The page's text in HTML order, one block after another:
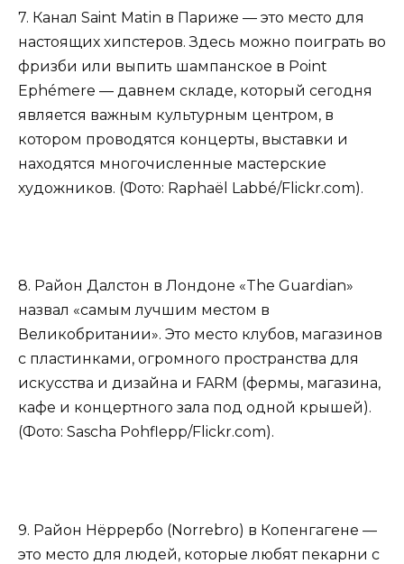
7. Канал Saint Matin в Париже — это место для
настоящих хипстеров. Здесь можно поиграть во
фризби или выпить шампанское в Point
Ephémere — давнем складе, который сегодня
является важным культурным центром, в
котором проводятся концерты, выставки и
находятся многочисленные мастерские
художников. (Фото: Raphaël Labbé/Flickr.com).
8. Район Далстон в Лондоне «The Guardian»
назвал «самым лучшим местом в
Великобритании». Это место клубов, магазинов
с пластинками, огромного пространства для
искусства и дизайна и FARM (фермы, магазина,
кафе и концертного зала под одной крышей).
(Фото: Sascha Pohflepp/Flickr.com).
9. Район Нёррербо (Norrebro) в Копенгагене —
это место для людей, которые любят пекарни с